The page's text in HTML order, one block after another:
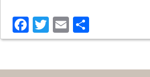
Facebook
Twitter
Email